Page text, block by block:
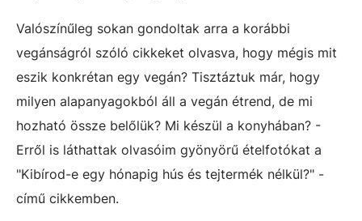
Valószínűleg sokan gondoltak arra a korábbi
vegánságról szóló cikkeket olvasva, hogy mégis mit
eszik konkrétan egy vegán? Tisztáztuk már, hogy
milyen alapanyagokból áll a vegán étrend, de mi
hozható össze belőlük? Mi készül a konyhában? -
Erről is láthattak olvasóim gyönyörű ételfotókat a
"Kibírod-e egy hónapig hús és tejtermék nélkül?" -
című cikkemben.